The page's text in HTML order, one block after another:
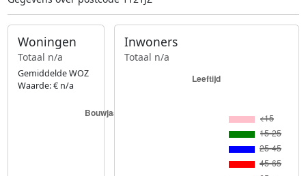
Woningen
Totaal n/a
Gemiddelde WOZ
Waarde: € n/a
Inwoners
Totaal n/a